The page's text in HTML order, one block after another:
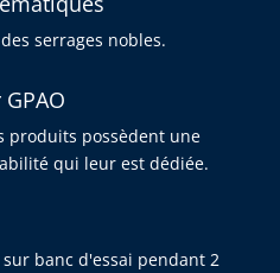
serrages nobles.
produits possèdent une
qui leur est dédiée.
banc d'essai pendant 2